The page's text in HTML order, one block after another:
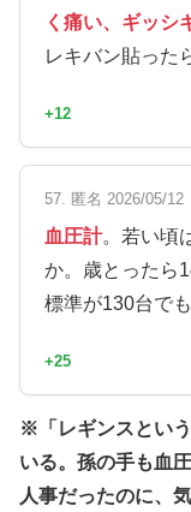
く痛い、ギッシ
レキバン貼った
+12
57. 匿名 2026/05/12
血圧計。若い頃
か。歳とったら
標準が130台で
+25
※「レギンスとい
いる。孫の手も血
人事だったのに、